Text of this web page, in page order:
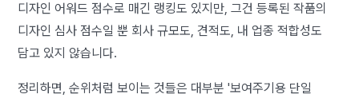
디자인 어워드 점수로 매긴 랭킹도 있지만, 그건 등록된 작품의
디자인 심사 점수일 뿐 회사 규모도, 견적도, 내 업종 적합성도
담고 있지 않습니다.
정리하면, 순위처럼 보이는 것들은 대부분 '보여주기용 단일